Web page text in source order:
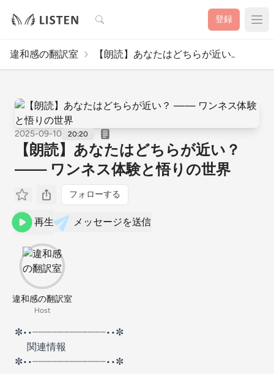
検索 登録
違和感の翻訳室 【朗読】あなたはどちらが近い..
2025-09-10 20:20
【朗読】あなたはどちらが近い？
—— ワンネス体験と悟りの世界
フォローする
再生 メッセージを送信
違和感の翻訳室
Host
✼••┈┈┈┈┈┈┈┈┈┈┈┈••✼
関連情報
✼••┈┈┈┈┈┈┈┈┈┈┈┈••✼